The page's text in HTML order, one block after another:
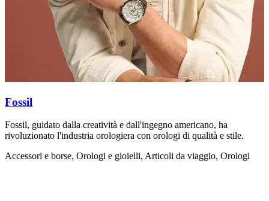
Fossil
Fossil, guidato dalla creatività e dall'ingegno americano, ha
rivoluzionato l'industria orologiera con orologi di qualità e stile.
Accessori e borse, Orologi e gioielli, Articoli da viaggio, Orologi